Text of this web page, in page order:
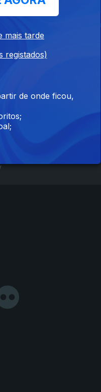
de
Volta ao
mais tarde
registados)
de onde ficou,